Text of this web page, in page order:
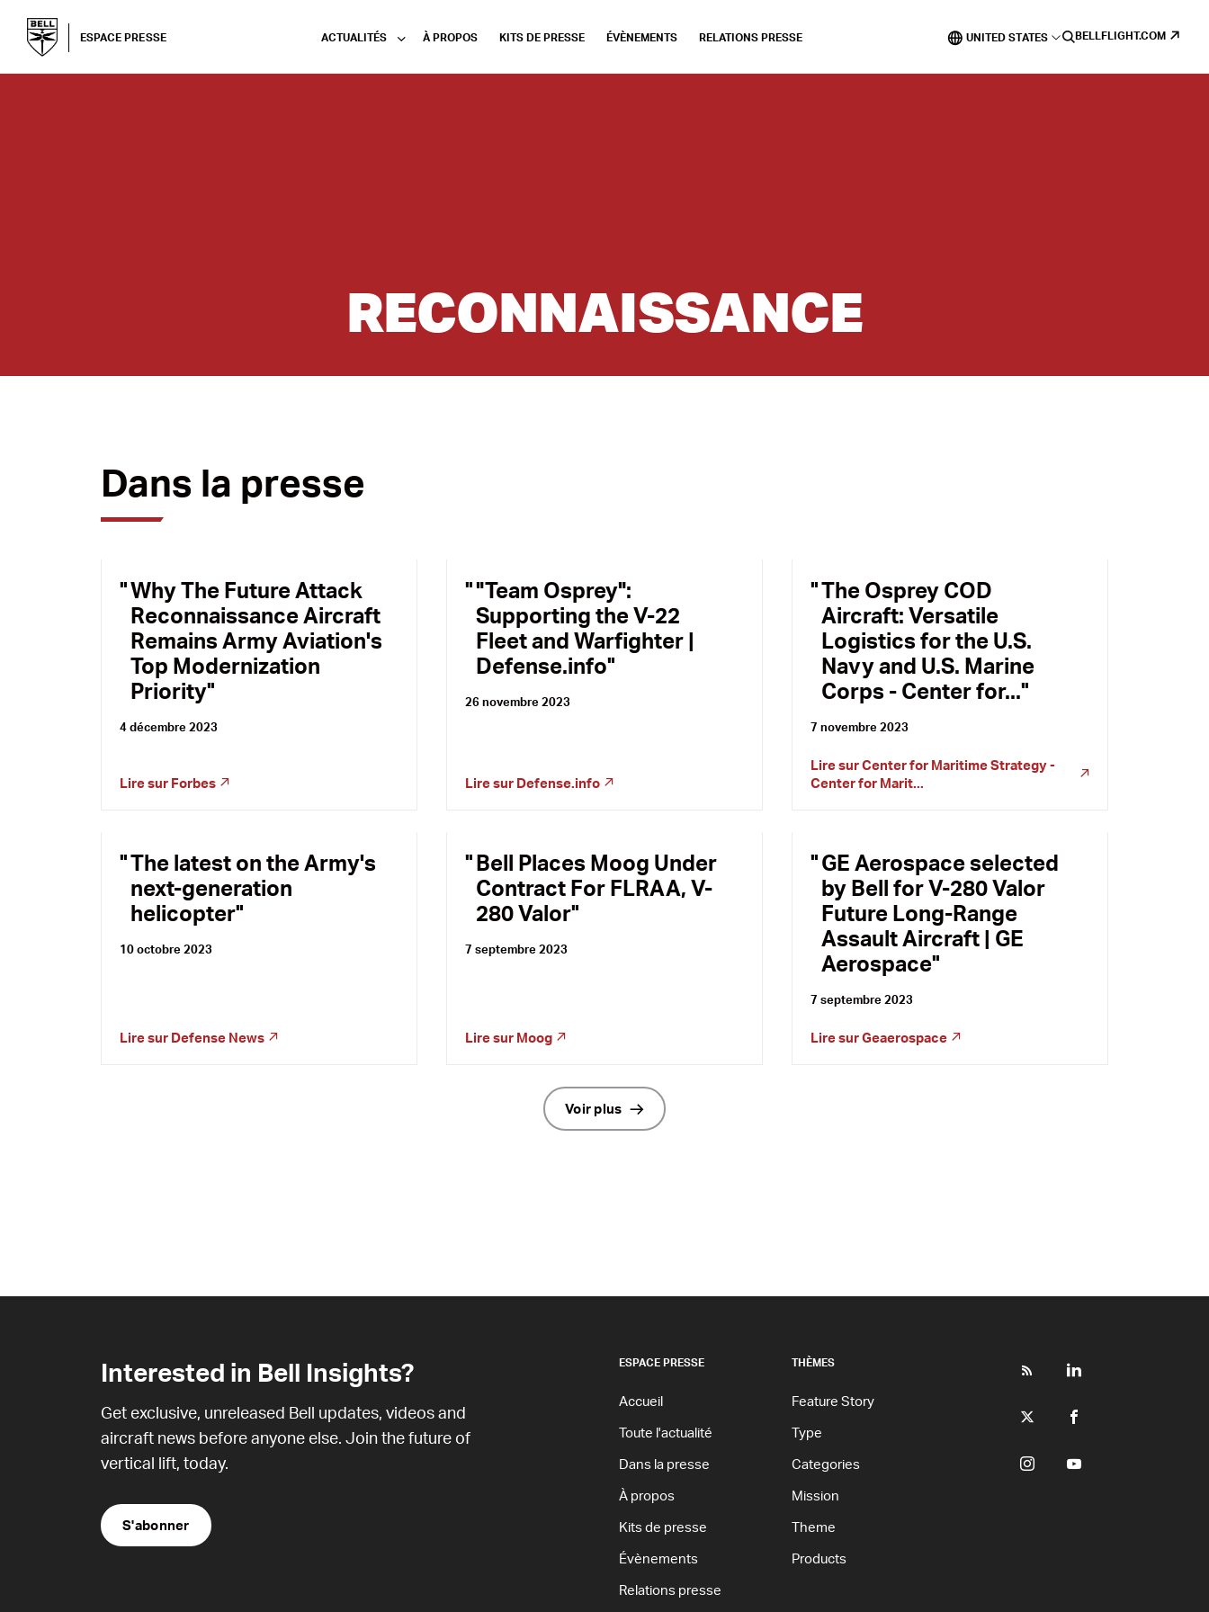
ESPACE PRESSE ACTUALITÉS À PROPOS KITS DE PRESSE ÉVÈNEMENTS RELATIONS PRESSE UNITED STATES BELLFLIGHT.COM
RECONNAISSANCE
Dans la presse
Why The Future Attack
Reconnaissance Aircraft
Remains Army Aviation's
Top Modernization
Priority
4 décembre 2023
Lire sur Forbes
"Team Osprey":
Supporting the V-22
Fleet and Warfighter |
Defense.info
26 novembre 2023
Lire sur Defense.info
The Osprey COD
Aircraft: Versatile
Logistics for the U.S.
Navy and U.S. Marine
Corps - Center for...
7 novembre 2023
Lire surCenter for Maritime Strategy -
Center for Marit...
The latest on the Army's
next-generation
helicopter
10 octobre 2023
Lire sur Defense News
Bell Places Moog Under
Contract For FLRAA, V-
280 Valor
7 septembre 2023
Lire sur Moog
GE Aerospace selected
by Bell for V-280 Valor
Future Long-Range
Assault Aircraft | GE
Aerospace
7 septembre 2023
Lire surGeaerospace
Voir plus
Interested in Bell Insights?
Get exclusive, unreleased Bell updates, videos and
aircraft news before anyone else. Join the future of
vertical lift, today.
S'abonner
ESPACE PRESSE
Accueil
Toute l'actualité
Dans la presse
À propos
Kits de presse
Évènements
Relations presse
THÈMES
Feature Story
Type
Categories
Mission
Theme
Products